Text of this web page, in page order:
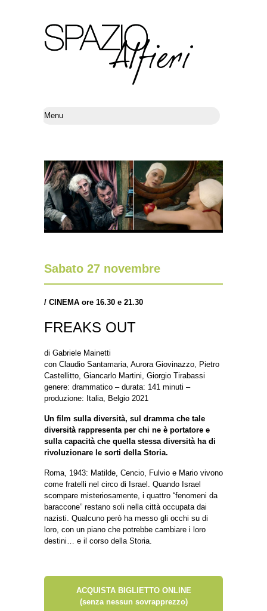
Sabato 27 novembre
/ CINEMA ore 16.30 e 21.30
FREAKS OUT
di Gabriele Mainetti
con Claudio Santamaria, Aurora Giovinazzo, Pietro
Castellitto, Giancarlo Martini, Giorgio Tirabassi
genere: drammatico – durata: 141 minuti –
produzione: Italia, Belgio 2021
Un film sulla diversità, sul dramma che tale
diversità rappresenta per chi ne è portatore e
sulla capacità che quella stessa diversità ha di
rivoluzionare le sorti della Storia.
Roma, 1943: Matilde, Cencio, Fulvio e Mario vivono
come fratelli nel circo di Israel. Quando Israel
scompare misteriosamente, i quattro “fenomeni da
baraccone” restano soli nella città occupata dai
nazisti. Qualcuno però ha messo gli occhi su di
loro, con un piano che potrebbe cambiare i loro
destini… e il corso della Storia.
ACQUISTA BIGLIETTO ONLINE
(senza nessun sovrapprezzo)